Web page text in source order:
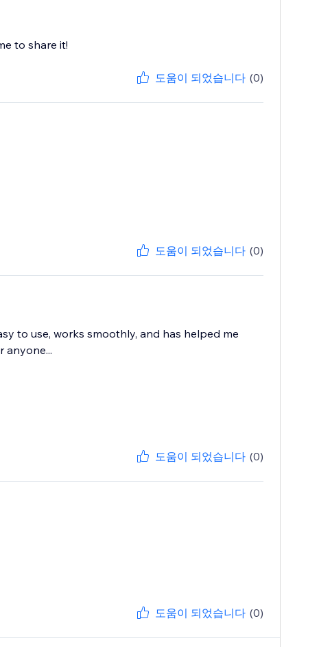
to share it!
도움이 되었습니다 (0)
도움이 되었습니다 (0)
to use, works smoothly, and has helped me
anyone...
도움이 되었습니다 (0)
도움이 되었습니다 (0)